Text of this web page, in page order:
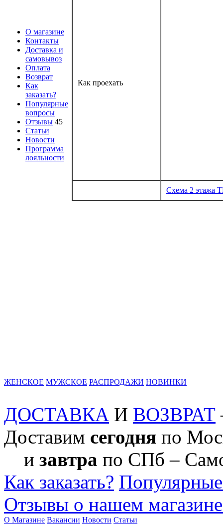
О магазине
Контакты
Доставка и
самовывоз
Оплата
Возврат
Как
заказать?
Популярные
вопросы
Отзывы 45
Статьи
Новости
Программа
лояльности
Как проехать
Схема 2 этажа
ЖЕНСКОЕ МУЖСКОЕ РАСПРОДАЖИ НОВИНКИ
ДОСТАВКА И ВОЗВРАТ
Доставим сегодня по
и завтра по СПб –
Как заказать?
Отзывы о нашем
О Магазине Вакансии Новости Статьи